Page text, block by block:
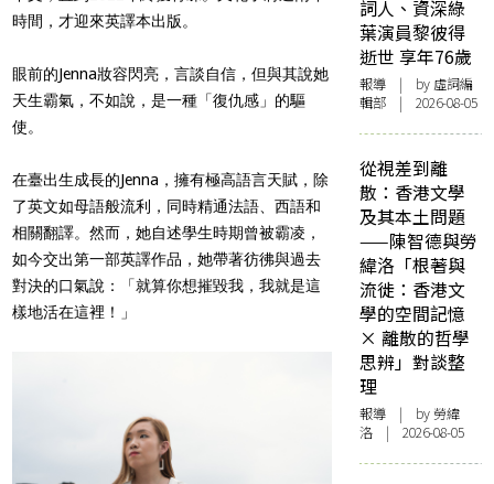
時間，才迎來英譯本出版。
眼前的Jenna妝容閃亮，言談自信，但與其說她
天生霸氣，不如說，是一種「復仇感」的驅
使。
在臺出生成長的Jenna，擁有極高語言天賦，除
了英文如母語般流利，同時精通法語、西語和
相關翻譯。然而，她自述學生時期曾被霸凌，
如今交出第一部英譯作品，她帶著彷彿與過去
對決的口氣說：「就算你想摧毀我，我就是這
樣地活在這裡！」
詞人、資深綠
葉演員黎彼得
逝世 享年76歲
報導 | by 虛詞編
輯部 | 2026-08-05
從視差到離
散：香港文學
及其本土問題
——陳智德與勞
緯洛「根著與
流徙：香港文
學的空間記憶
× 離散的哲學
思辨」對談整
理
報導 | by 勞緯
洛 | 2026-08-05